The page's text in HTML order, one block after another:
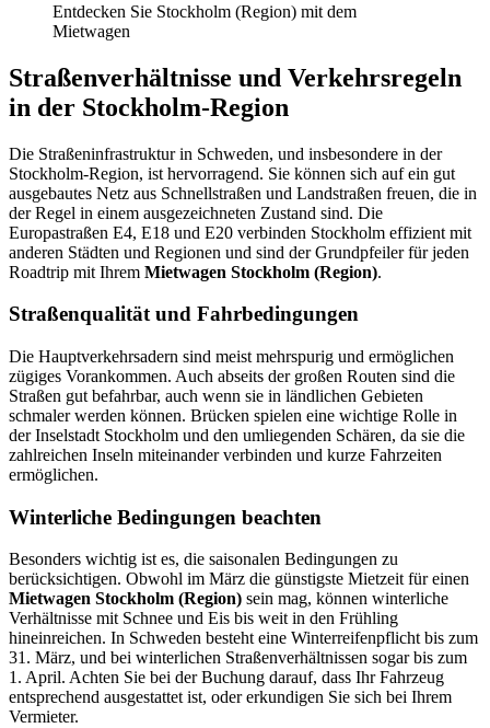
Entdecken Sie Stockholm (Region) mit dem
Mietwagen
Straßenverhältnisse und Verkehrsregeln
in der Stockholm-Region
Die Straßeninfrastruktur in Schweden, und insbesondere in der
Stockholm-Region, ist hervorragend. Sie können sich auf ein gut
ausgebautes Netz aus Schnellstraßen und Landstraßen freuen, die in
der Regel in einem ausgezeichneten Zustand sind. Die
Europastraßen E4, E18 und E20 verbinden Stockholm effizient mit
anderen Städten und Regionen und sind der Grundpfeiler für jeden
Roadtrip mit Ihrem Mietwagen Stockholm (Region).
Straßenqualität und Fahrbedingungen
Die Hauptverkehrsadern sind meist mehrspurig und ermöglichen
zügiges Vorankommen. Auch abseits der großen Routen sind die
Straßen gut befahrbar, auch wenn sie in ländlichen Gebieten
schmaler werden können. Brücken spielen eine wichtige Rolle in
der Inselstadt Stockholm und den umliegenden Schären, da sie die
zahlreichen Inseln miteinander verbinden und kurze Fahrzeiten
ermöglichen.
Winterliche Bedingungen beachten
Besonders wichtig ist es, die saisonalen Bedingungen zu
berücksichtigen. Obwohl im März die günstigste Mietzeit für einen
Mietwagen Stockholm (Region) sein mag, können winterliche
Verhältnisse mit Schnee und Eis bis weit in den Frühling
hineinreichen. In Schweden besteht eine Winterreifenpflicht bis zum
31. März, und bei winterlichen Straßenverhältnissen sogar bis zum
1. April. Achten Sie bei der Buchung darauf, dass Ihr Fahrzeug
entsprechend ausgestattet ist, oder erkundigen Sie sich bei Ihrem
Vermieter.